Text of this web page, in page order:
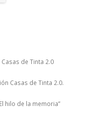
de Tinta 2.0
Casas de Tinta 2.0.
hilo de la memoria”